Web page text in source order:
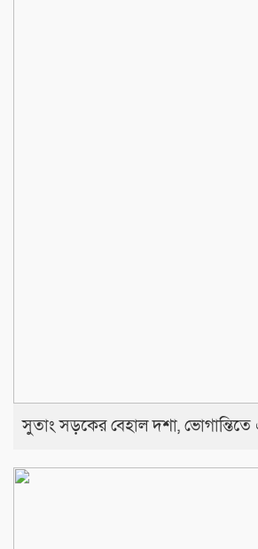
সুতাং সড়কের বেহাল দশা, ভোগান্তিতে